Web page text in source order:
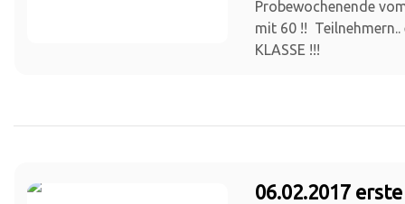
Probewochenende
mit 60 !!
KLASSE !!!
06.02.2017